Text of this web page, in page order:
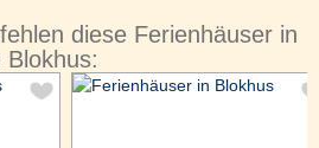
diese Ferienhäuser in
Blokhus: